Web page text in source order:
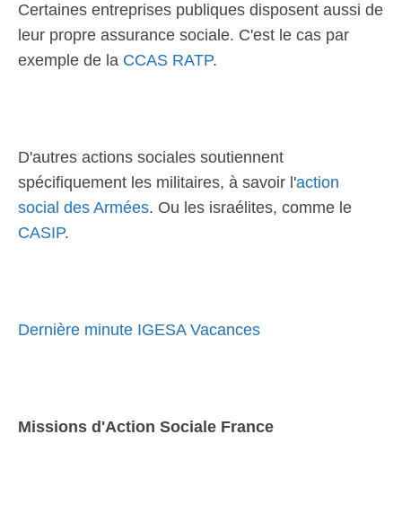
Certaines entreprises publiques disposent aussi de
leur propre assurance sociale. C'est le cas par
exemple de la CCAS RATP.
D'autres actions sociales soutiennent
spécifiquement les militaires, à savoir l'action
social des Armées. Ou les israélites, comme le
CASIP.
Dernière minute IGESA Vacances
Missions d'Action Sociale France